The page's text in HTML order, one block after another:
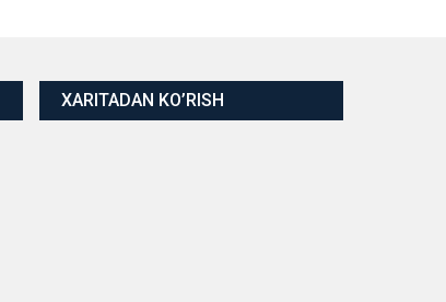
XARITADAN KO’RISH